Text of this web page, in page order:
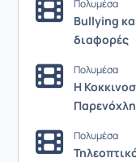
Πολυμέσα
Bullying
διαφορές
Πολυμέσα
Η
Πολυμέσα